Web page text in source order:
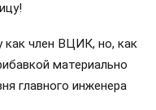
как член ВЦИК, но, как
материально
главного инженера